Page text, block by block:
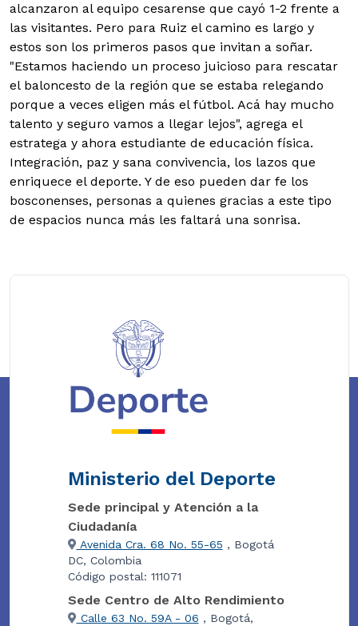
alcanzaron al equipo cesarense que cayó 1-2 frente a
las visitantes. Pero para Ruiz el camino es largo y
estos son los primeros pasos que invitan a soñar.
"Estamos haciendo un proceso juicioso para rescatar
el baloncesto de la región que se estaba relegando
porque a veces eligen más el fútbol. Acá hay mucho
talento y seguro vamos a llegar lejos", agrega el
estratega y ahora estudiante de educación física.
Integración, paz y sana convivencia, los lazos que
enriquece el deporte. Y de eso pueden dar fe los
bosconenses, personas a quienes gracias a este tipo
de espacios nunca más les faltará una sonrisa.
Ministerio del Deporte
Sede principal y Atención a la
Ciudadanía
Avenida Cra. 68 No. 55-65 , Bogotá
DC, Colombia
Código postal: 111071
Sede Centro de Alto Rendimiento
Calle 63 No. 59A - 06 , Bogotá,